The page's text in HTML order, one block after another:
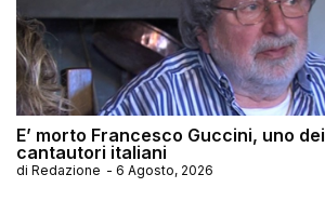
E’ morto Francesco Guccini, uno
cantautori italiani
di Redazione - 6 Agosto, 2026